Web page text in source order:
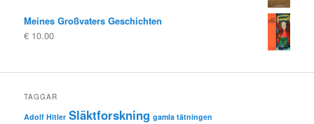
Meines Großvaters Geschichten
€ 10.00
TAGGAR
Adolf Hitler Släktforskning gamla tätningen